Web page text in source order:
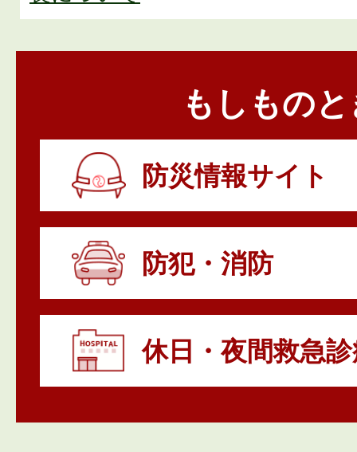
2026年01月30日
2026年06月23日
リチウムイオン電池による火災
2026年06月08日
火災が多発、火の取扱いに注意
2025年04月01日
くわまるプラザ(保健センター)
もしもの
防災情報サイト
防犯・消防
休日・夜間救急